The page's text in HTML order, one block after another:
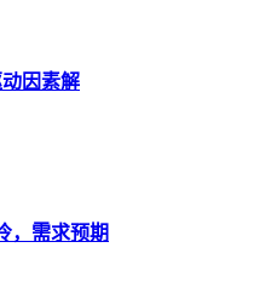
因素解
，需求预期